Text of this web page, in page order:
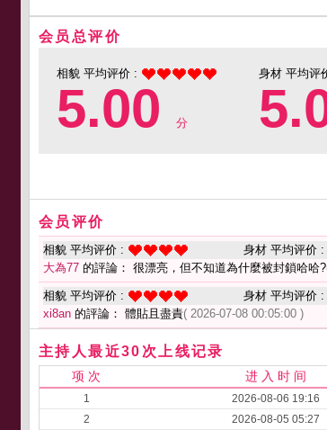
会员总评价
相貌 平均评价 :
5.00 分
身材 平均评
会员评价
相貌 平均评价 : 身材 平均评价 :
大為77 的評論： 很漂亮，但不知道為什麼被封鎖哈哈?
相貌 平均评价 : 身材 平均评价 :
xi8an 的評論： 體貼且盡責( 2026-07-08 00:05:00 )
主持人最近30次上线记录
项 次 进 入 时 间
1 2026-08-06 19:16
2
2026-08-05 05:27